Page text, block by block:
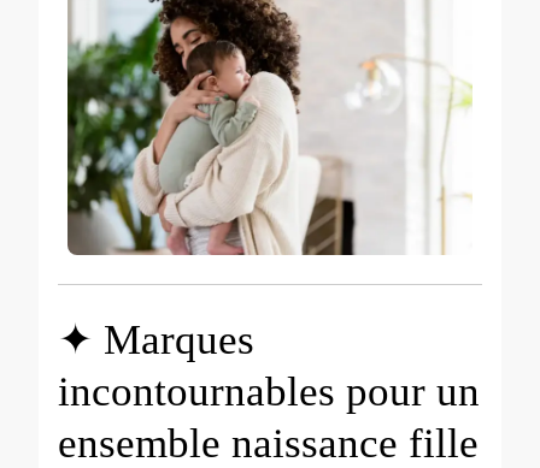
✦ Marques
incontournables pour un
ensemble naissance fille